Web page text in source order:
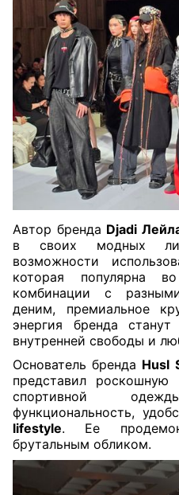
Автор бренда Djadi
в своих модных
возможности
которая популярна
комбинации с
деним, премиальное
энергия бренда
внутренней свободы и
Основатель бренда Husl
представил роскошную
спортивной
функциональность,
lifestyle. Ее
брутальным обликом.